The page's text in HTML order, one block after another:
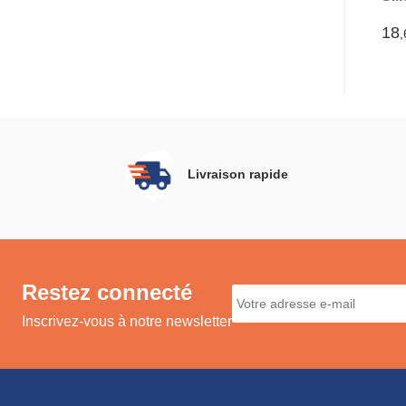
Lot
18
Livraison rapide
Restez connecté
Inscrivez-vous à notre newsletter